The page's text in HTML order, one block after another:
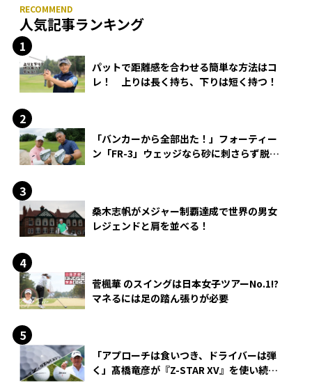
人気記事ランキング
パットで距離感を合わせる簡単な方法はコ
レ！ 上りは長く持ち、下りは短く持つ！
「バンカーから全部出た！」フォーティー
ン「FR-3」ウェッジなら砂に刺さらず脱出
桑木志帆がメジャー制覇達成で世界の男女
レジェンドと肩を並べる！
菅楓華 のスイングは日本女子ツアーNo.1!?
マネるには足の踏ん張りが必要
「アプローチは食いつき、ドライバーは弾
く」髙橋竜彦が『Z-STAR XV』を使い続け